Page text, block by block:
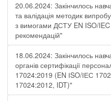
20.06.2024: Закінчилось
та валідація методик
з вимогами ДСТУ EN ISO/
рекомендацій"
18.06.2024: Закінчилось
органів сертифікації
17024:2019 (EN ІSO/ІЕС
17024:2012, IDT)"